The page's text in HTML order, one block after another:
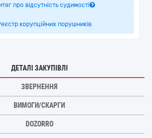
про відсутність судимості
корупційних порушників
ДЕТАЛІ ЗАКУПІВЛІ
ЗВЕРНЕННЯ
ВИМОГИ/СКАРГИ
DOZORRO